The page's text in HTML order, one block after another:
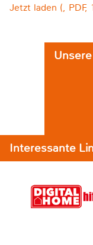
Jetzt laden (, PDF,
Interessante